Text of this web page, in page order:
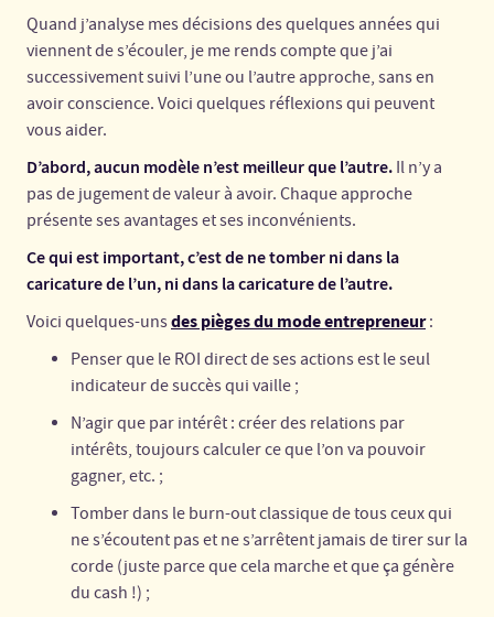
Quand j’analyse mes décisions des quelques années qui
viennent de s’écouler, je me rends compte que j’ai
successivement suivi l’une ou l’autre approche, sans en
avoir conscience. Voici quelques réflexions qui peuvent
vous aider.
D’abord, aucun modèle n’est meilleur que l’autre. Il n’y a
pas de jugement de valeur à avoir. Chaque approche
présente ses avantages et ses inconvénients.
Ce qui est important, c’est de ne tomber ni dans la
caricature de l’un, ni dans la caricature de l’autre.
Voici quelques-unsdes pièges du mode entrepreneur:
Penser que le ROI direct de ses actions est le seul
indicateur de succès qui vaille ;
N’agir que par intérêt : créer des relations par
intérêts, toujours calculer ce que l’on va pouvoir
gagner, etc. ;
Tomber dans le burn-out classique de tous ceux qui
ne s’écoutent pas et ne s’arrêtent jamais de tirer sur la
corde (juste parce que cela marche et que ça génère
du cash !) ;